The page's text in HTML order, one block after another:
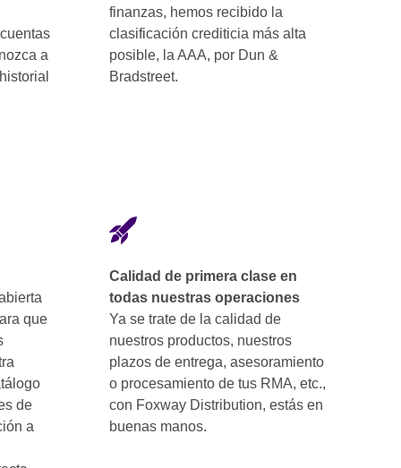
a
finanzas, hemos recibido la
clasificación crediticia más alta
posible, la AAA, por Dun &
Bradstreet.
que
de
a
Calidad de primera clase en
todas nuestras operaciones
Ya se trate de la calidad de
nuestros productos, nuestros
plazos de entrega, asesoramiento
o procesamiento de tus RMA, etc.,
con Foxway Distribution, estás en
buenas manos.